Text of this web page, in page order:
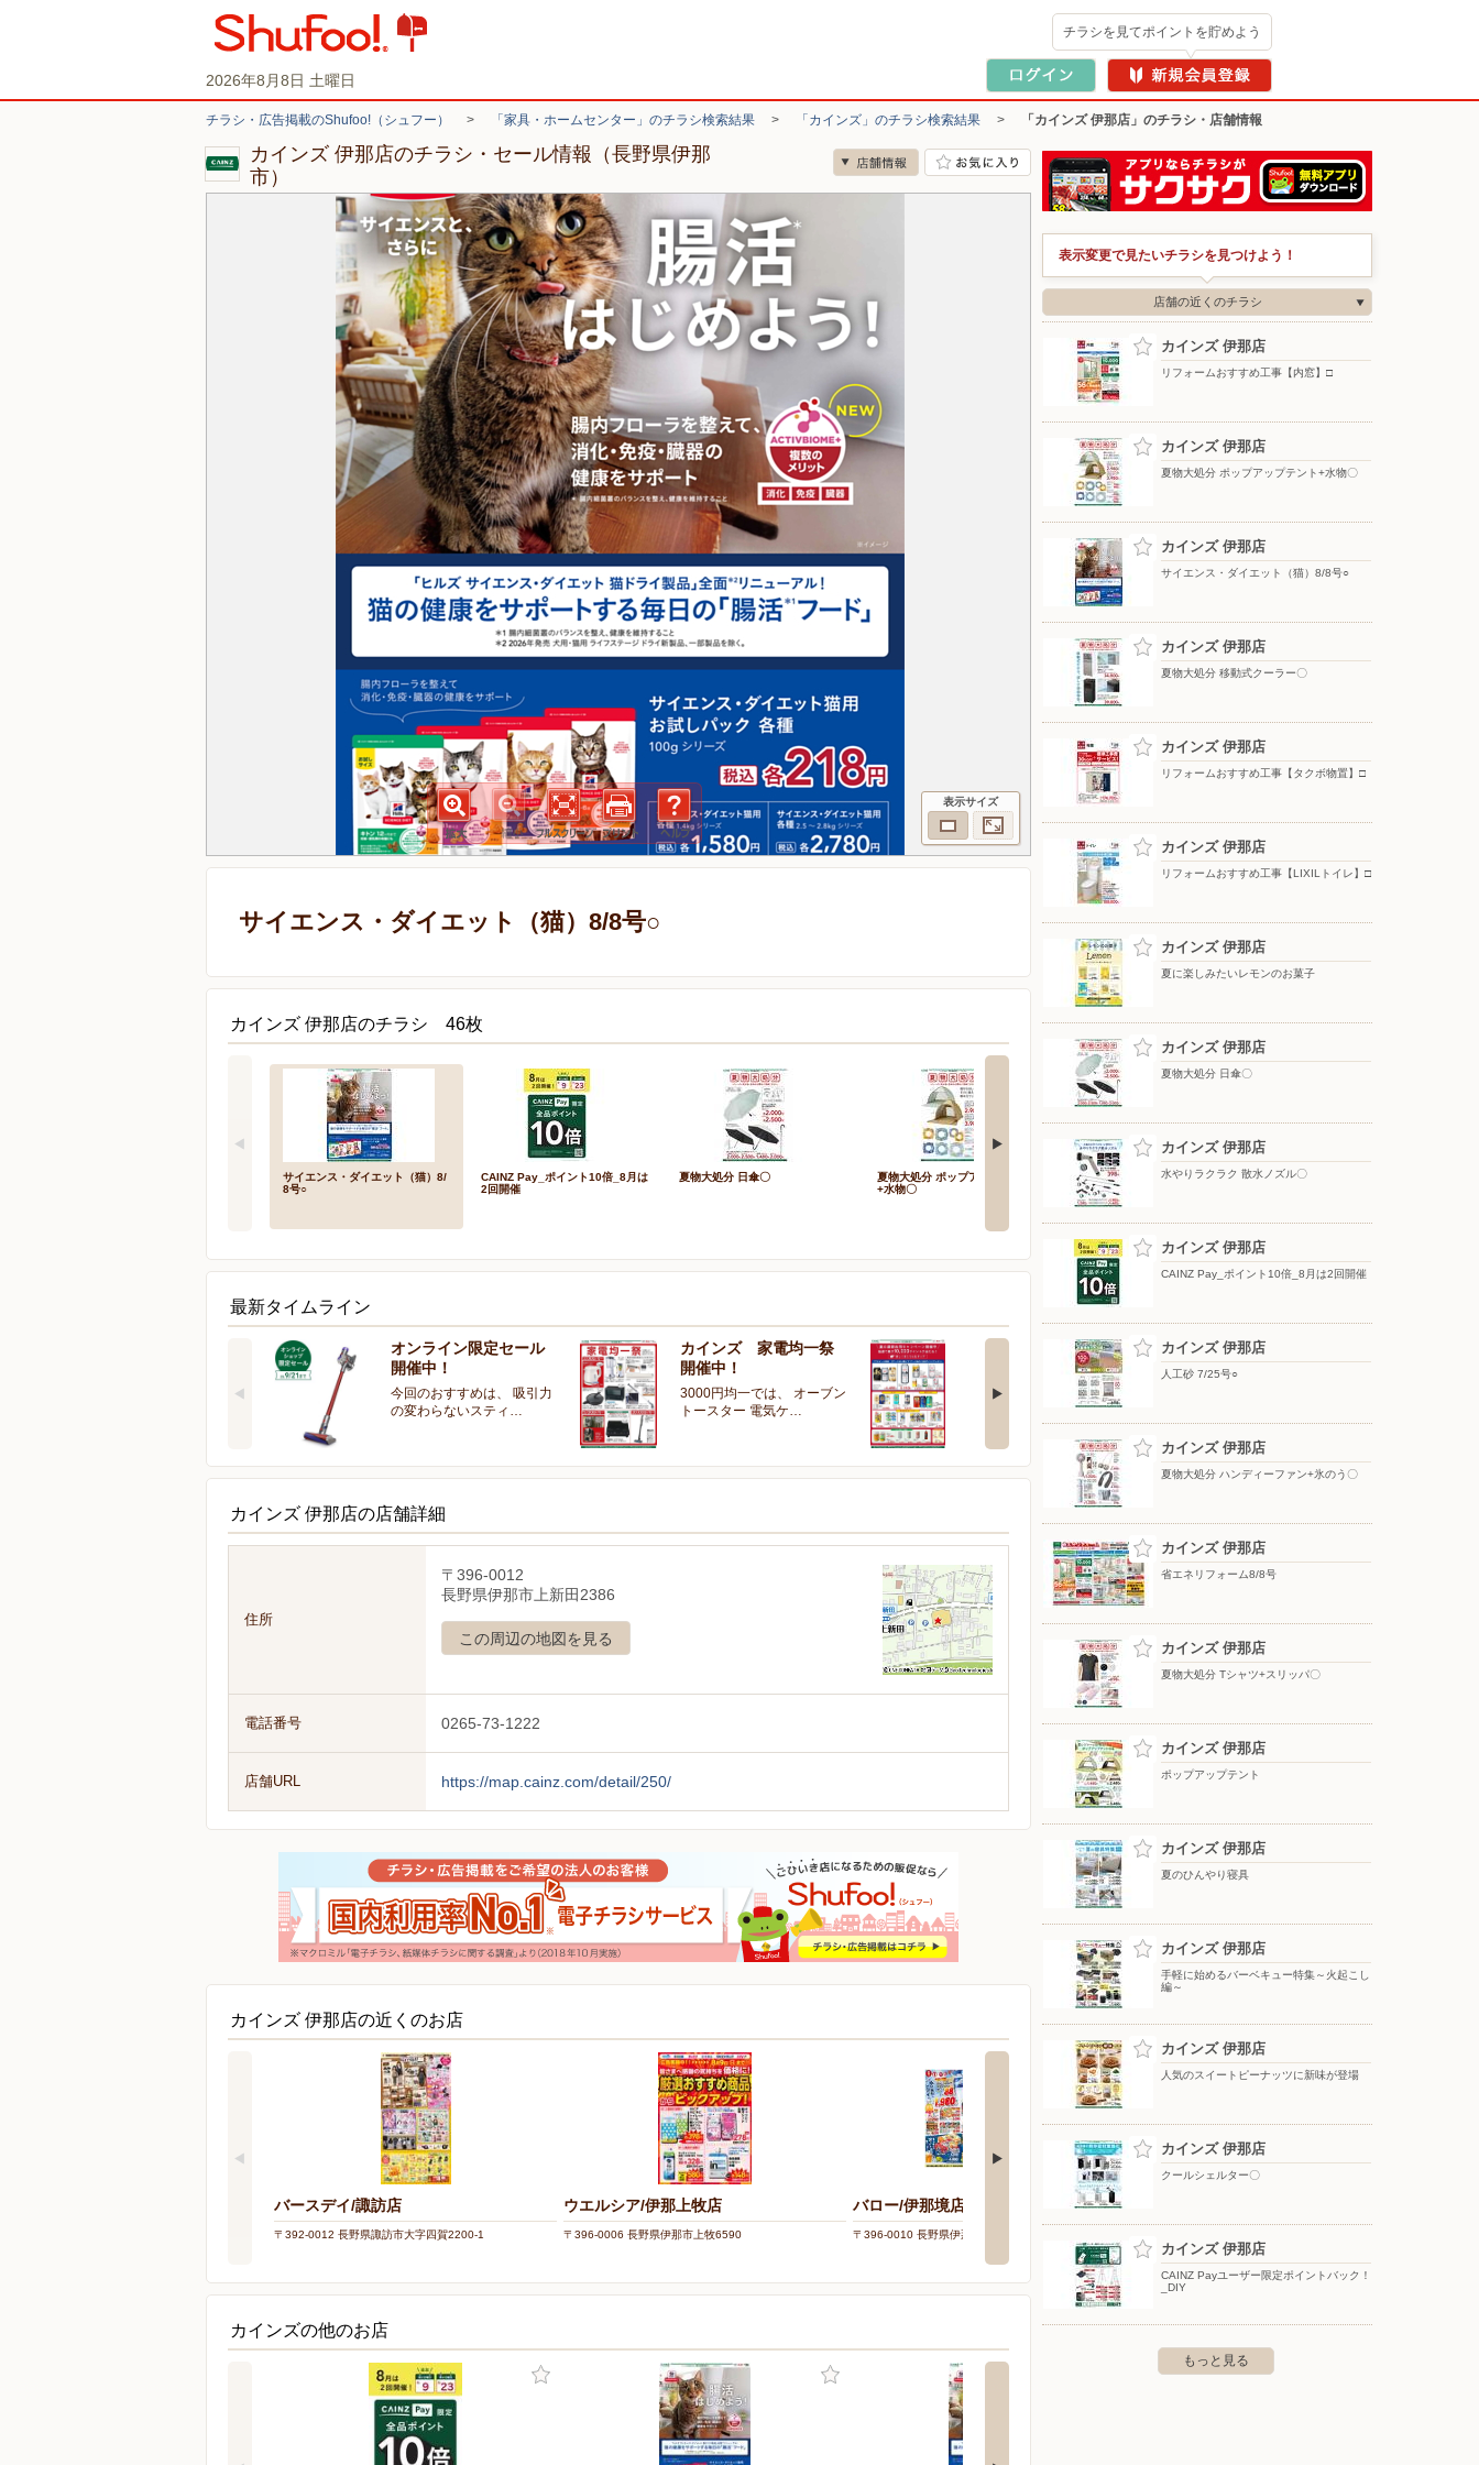
2026年8月8日 土曜日
チラシを見てポイントを貯めよう
チラシ・広告掲載のShufoo!（シュフー） > 「家具・ホームセンター」のチラシ検索結果 > 「カインズ」のチラシ検索結果 > 「カインズ 伊那店」のチラシ・店舗情報
カインズ 伊那店のチラシ・セール情報（長野県伊那
市）
表示サイズ
サイエンス・ダイエット（猫）8/8号○
カインズ 伊那店のチラシ 46枚
サイエンス・ダイエット（猫）8/
8号○
CAINZ Pay_ポイント10倍_8月は
2回開催
夏物大処分 日傘〇
夏物大処分 ポップアップテント
+水物〇
水やりラクラク 散水ノズル〇 夏物大処分 移動式クーラー〇
最新タイムライン
オンライン限定セール
開催中！
今回のおすすめは、 吸引力
の変わらないスティ…
カインズ 家電均一祭
開催中！
3000円均一では、 オーブン
トースター 電気ケ…
夏の酒類合同キャンペ
夏の酒類合同キャンペーン
開催中！ 抽選で最大…
カインズ 伊那店の店舗詳細
住所
〒396-0012
長野県伊那市上新田2386
この周辺の地図を見る
電話番号 0265-73-1222
店舗URL https://map.cainz.com/detail/250/
カインズ 伊那店の近くのお店
バースデイ/諏訪店
〒392-0012 長野県諏訪市大字四賀2200-1
ウエルシア/伊那上牧店
〒396-0006 長野県伊那市上牧6590
バロー/伊那境店
〒396-0010 長野県伊那市境8566
カインズの他のお店
表示変更で見たいチラシを見つけよう！
店舗の近くのチラシ
カインズ 伊那店
リフォームおすすめ工事【内窓】□
カインズ 伊那店
夏物大処分 ポップアップテント+水物〇
カインズ 伊那店
サイエンス・ダイエット（猫）8/8号○
カインズ 伊那店
夏物大処分 移動式クーラー〇
カインズ 伊那店
リフォームおすすめ工事【タクボ物置】□
カインズ 伊那店
リフォームおすすめ工事【LIXILトイレ】□
カインズ 伊那店
夏に楽しみたいレモンのお菓子
カインズ 伊那店
夏物大処分 日傘〇
カインズ 伊那店
水やりラクラク 散水ノズル〇
カインズ 伊那店
CAINZ Pay_ポイント10倍_8月は2回開催
カインズ 伊那店
人工砂 7/25号○
カインズ 伊那店
夏物大処分 ハンディーファン+氷のう〇
カインズ 伊那店
省エネリフォーム8/8号
カインズ 伊那店
夏物大処分 Tシャツ+スリッパ〇
カインズ 伊那店
ポップアップテント
カインズ 伊那店
夏のひんやり寝具
カインズ 伊那店
手軽に始めるバーベキュー特集～火起こし
編～
カインズ 伊那店
人気のスイートピーナッツに新味が登場
カインズ 伊那店
クールシェルター〇
カインズ 伊那店
CAINZ Payユーザー限定ポイントバック！
_DIY
もっと見る